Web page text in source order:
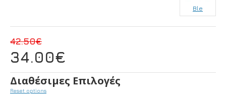
34.00€
42.50€
Ble
Διαθέσιμες Επιλογές
Reset options